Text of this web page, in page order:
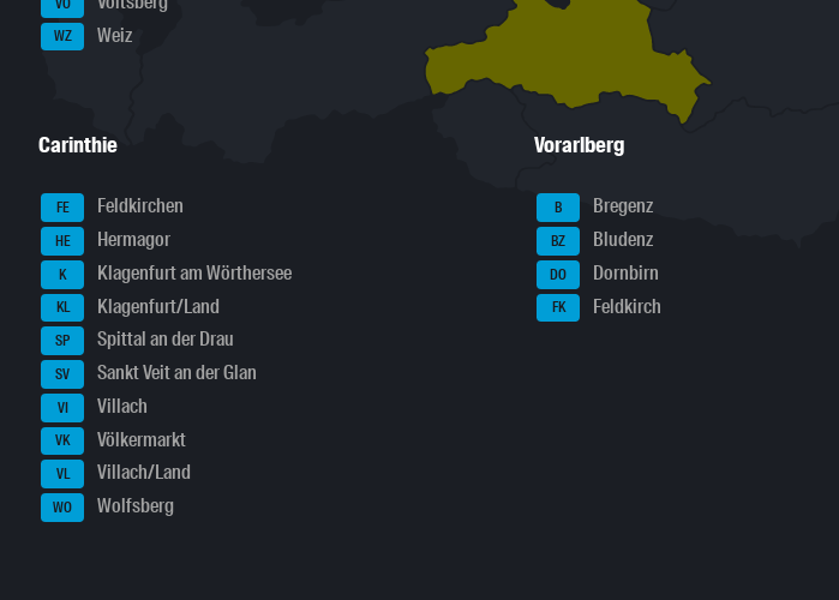
WZ Weiz
Carinthie
FE Feldkirchen
HE Hermagor
K Klagenfurt am Wörthersee
KL Klagenfurt/Land
SP Spittal an der Drau
SV Sankt Veit an der Glan
VI Villach
VK Völkermarkt
VL Villach/Land
WO Wolfsberg
Vorarlberg
B Bregenz
BZ Bludenz
DO Dornbirn
FK Feldkirch